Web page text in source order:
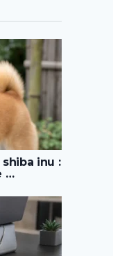
inu :
…